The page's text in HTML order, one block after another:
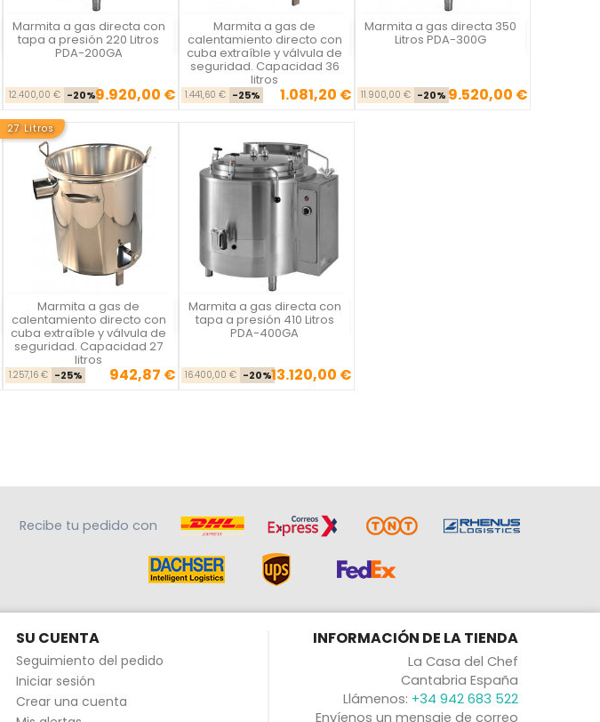
Marmita a gas directa con
tapa a presión 220 Litros
PDA-200GA
Precio base
12.400,00 € -20% Precio
9.920,00 €

Vista rápida Marmita a gas de
calentamiento directo con
cuba extraíble y válvula de
seguridad. Capacidad 36
litros
Precio base
1.441,60 € -25% Precio
1.081,20 €

Vista rápida Marmita a gas directa 350
Litros PDA-300G
Precio base
11.900,00 € -20% Precio
9.520,00 €

Vista rápida
27 Litros
Marmita a gas de
calentamiento directo con
cuba extraíble y válvula de
seguridad. Capacidad 27
litros
Precio base
1.257,16 € -25% Precio
942,87 €

Vista rápida Marmita a gas directa con
tapa a presión 410 Litros
PDA-400GA
Precio base
16.400,00 € -20% Precio
13.120,00 €

Vista rápida
Recibe tu pedido con
SU CUENTA
Seguimiento del pedido
Iniciar sesión
Crear una cuenta
INFORMACIÓN DE LA TIENDA
La Casa del Chef
Cantabria España
Llámenos: +34 942 683 522
Envíenos un mensaje de correo